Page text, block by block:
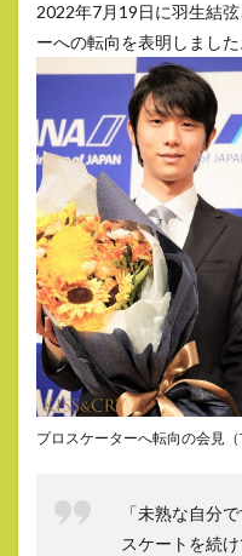
2022年7月19日に羽生結
ーへの転向を表明しました
プロスケーターへ転向の会見（
「未熟な自分
スケートを続